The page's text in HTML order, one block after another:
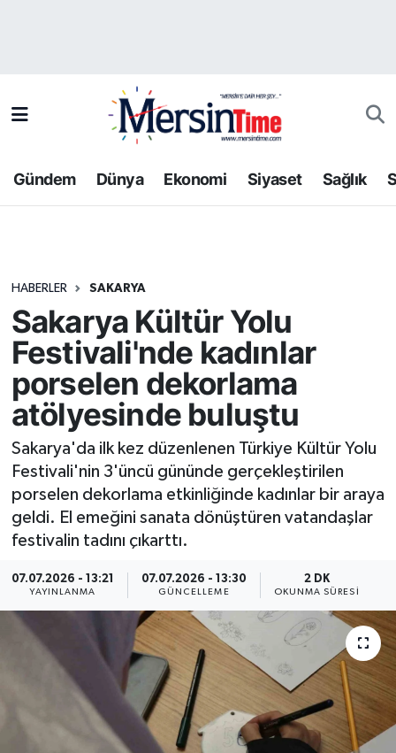
Gündem Dünya Ekonomi Siyaset Sağlık
HABERLER SAKARYA
Sakarya Kültür Yolu
Festivali'nde kadınlar
porselen dekorlama
atölyesinde buluştu
Sakarya'da ilk kez düzenlenen Türkiye Kültür Yolu
Festivali'nin 3'üncü gününde gerçekleştirilen
porselen dekorlama etkinliğinde kadınlar bir araya
geldi. El emeğini sanata dönüştüren vatandaşlar
festivalin tadını çıkarttı.
07.07.2026 - 13:21
YAYINLANMA
07.07.2026 - 13:30
GÜNCELLEME
2 DK
OKUNMA SÜRESI
Bilim-Teknoloji
Dünya
Ekonomi
Gündem
Kültür-Sanat
Resmi İlan
Sağlık
Siyaset
Yaşam
Trafik Durumu
Tüm Manşetler
Haber Arşivi